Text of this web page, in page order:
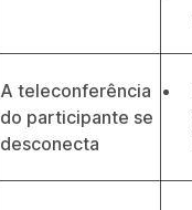
A teleconferência
do participante se
desconecta